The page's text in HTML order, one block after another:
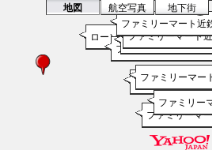
ローソン 笹島南店
ファミリーマート近鉄
ファミリーマート
セブン‐イレブン 名
ファミリーマート
ファミリーマート近
ファミリーマート近
ファミリーマー
ファミリーマ
地図 航空写真 地下街